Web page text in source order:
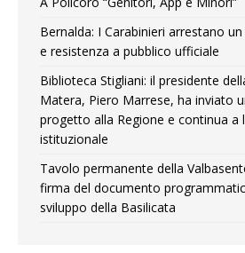
Bernalda: I Carabinieri arrestano
e resistenza a pubblico ufficiale
Biblioteca Stigliani: il presidente
Matera, Piero Marrese, ha inviato
progetto alla Regione e continua a
istituzionale
Tavolo permanente della
firma del documento
sviluppo della Basilicata